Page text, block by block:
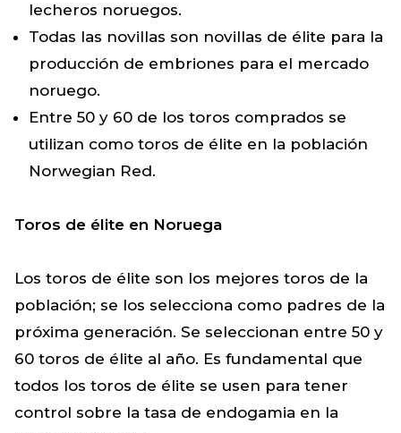
lecheros noruegos.
Todas las novillas son novillas de élite para la
producción de embriones para el mercado
noruego.
Entre 50 y 60 de los toros comprados se
utilizan como toros de élite en la población
Norwegian Red.
Toros de élite en Noruega
Los toros de élite son los mejores toros de la
población; se los selecciona como padres de la
próxima generación. Se seleccionan entre 50 y
60 toros de élite al año. Es fundamental que
todos los toros de élite se usen para tener
control sobre la tasa de endogamia en la